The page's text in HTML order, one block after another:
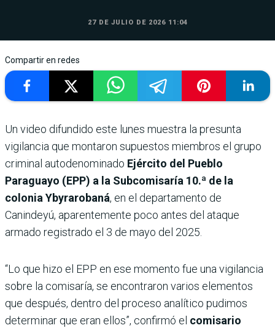
27 DE JULIO DE 2026 11:04
Compartir en redes
Un video difundido este lunes muestra la presunta
vigilancia que montaron supuestos miembros el grupo
criminal autodenominado Ejército del Pueblo
Paraguayo (EPP) a la Subcomisaría 10.ª de la
colonia Ybyrarobaná, en el departamento de
Canindeyú, aparentemente poco antes del ataque
armado registrado el 3 de mayo del 2025.
“Lo que hizo el EPP en ese momento fue una vigilancia
sobre la comisaría, se encontraron varios elementos
que después, dentro del proceso analítico pudimos
determinar que eran ellos”, confirmó el comisario